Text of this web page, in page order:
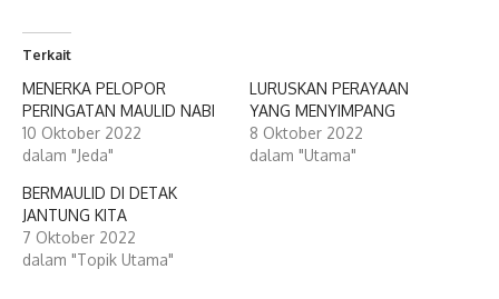
Terkait
MENERKA PELOPOR
PERINGATAN MAULID NABI
10 Oktober 2022
dalam "Jeda"
LURUSKAN PERAYAAN
YANG MENYIMPANG
8 Oktober 2022
dalam "Utama"
BERMAULID DI DETAK
JANTUNG KITA
7 Oktober 2022
dalam "Topik Utama"